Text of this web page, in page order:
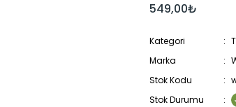
549,00₺
Kategori
Marka
Stok Kodu
Stok Durumu